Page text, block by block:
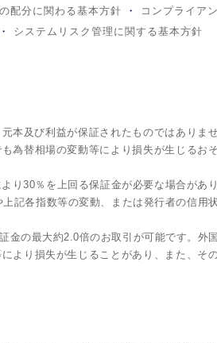
配分に関わる基本方針
コンプライア
システムリスク管理に関する基本方針
本及び利益が保証されたものではありま
為替相場の変動等により損失が生じるお
り30％を上回る保証金が必要な場合があり
記各指数等の変動、または発行者の信用
金の最大約2.0倍のお取引が可能です。外
より損失が生じることがあり、また、そ